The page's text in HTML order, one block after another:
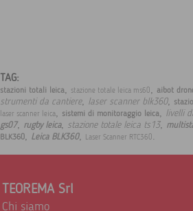
TAG:
stazioni totali leica, stazione totale leica ms60, aibot
strumenti da cantiere, laser scanner blk360,
laser scanner leica, sistemi di monitoraggio leica, livelli
gs07, rugby leica, stazione totale leica ts13,
BLK360, Leica BLK360, Laser Scanner RTC360.
TEOREMA Srl
Chi siamo